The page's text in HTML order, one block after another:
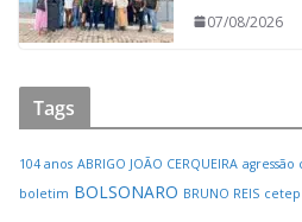
07/08/2026
Tags
104 anos ABRIGO JOÃO CERQUEIRA
boletim BOLSONARO BRUNO REIS cetep